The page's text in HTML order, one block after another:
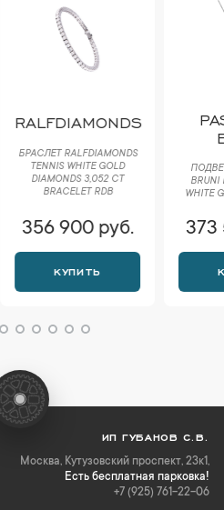
RALFDIAMONDS
БРАСЛЕТ RALFDIAMONDS
TENNIS WHITE GOLD
DIAMONDS 3,052 CT
BRACELET RDB
356 900 руб.
КУПИТЬ
BRUNI
WHITE
373
ИП ГУБАНОВ С.В.
Москва, Кутузовский проспект, 23к1,
Есть бесплатная парковка!
+7 (925) 761-22-06